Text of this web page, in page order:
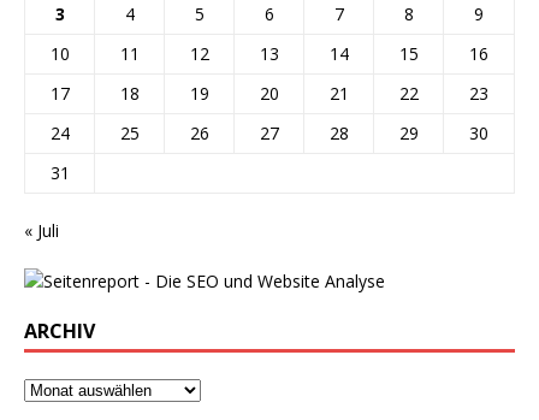
3
4 5 6 7 8
9
10
11 12 13 14 15
16
17
18 19 20 21 22
23
24
25 26 27 28 29
30
31
« Juli
ARCHIV